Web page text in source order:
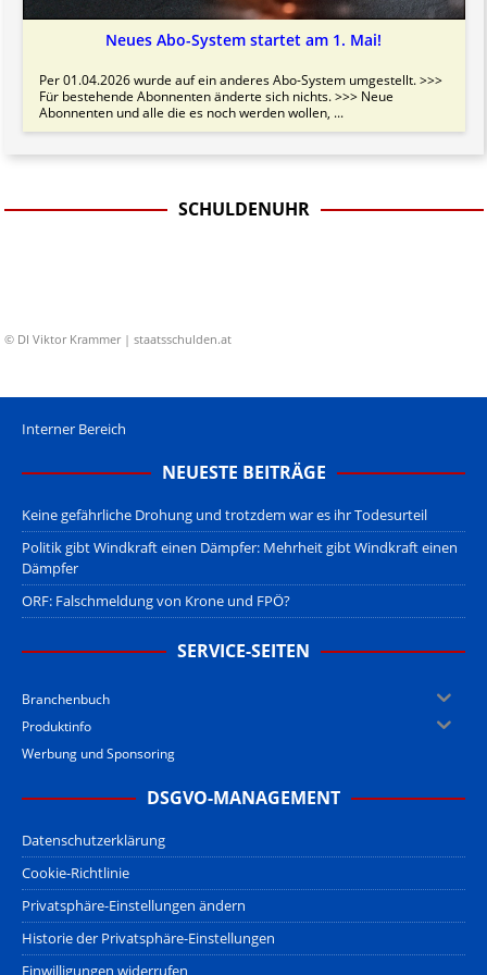
Neues Abo-System startet am 1. Mai!
Per 01.04.2026 wurde auf ein anderes Abo-System umgestellt. >>>
Für bestehende Abonnenten änderte sich nichts. >>> Neue
Abonnenten und alle die es noch werden wollen, ...
SCHULDENUHR
© DI Viktor Krammer | staatsschulden.at
Interner Bereich
NEUESTE BEITRÄGE
Keine gefährliche Drohung und trotzdem war es ihr Todesurteil
Politik gibt Windkraft einen Dämpfer: Mehrheit gibt Windkraft einen
Dämpfer
ORF: Falschmeldung von Krone und FPÖ?
SERVICE-SEITEN
Branchenbuch
Produktinfo
Werbung und Sponsoring
DSGVO-MANAGEMENT
Datenschutzerklärung
Cookie-Richtlinie
Privatsphäre-Einstellungen ändern
Historie der Privatsphäre-Einstellungen
Einwilligungen widerrufen